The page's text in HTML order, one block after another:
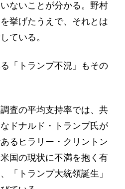
ないことが分かる。野村
挙げたうえで、それとは
ている。
「トランプ不況」もその
査の平均支持率では、共
ドナルド・トランプ氏が
るヒラリー・クリントン
国の現状に不満を抱く有
「トランプ大統領誕生」